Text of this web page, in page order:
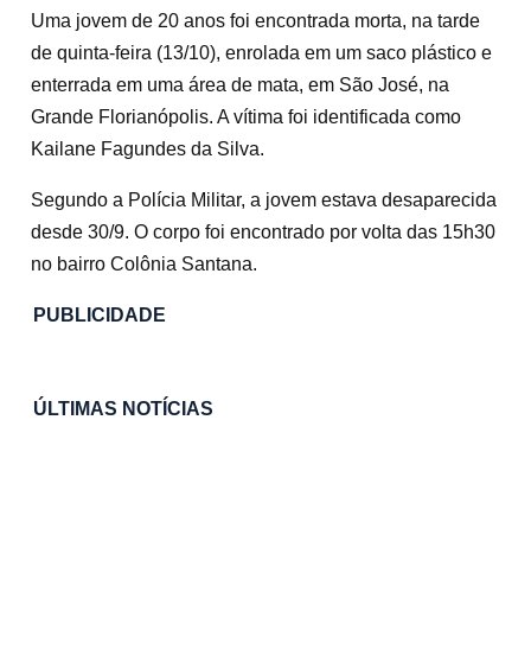
Uma jovem de 20 anos foi encontrada morta, na tarde
de quinta-feira (13/10), enrolada em um saco plástico e
enterrada em uma área de mata, em São José, na
Grande Florianópolis. A vítima foi identificada como
Kailane Fagundes da Silva.
Segundo a Polícia Militar, a jovem estava desaparecida
desde 30/9. O corpo foi encontrado por volta das 15h30
no bairro Colônia Santana.
PUBLICIDADE
ÚLTIMAS NOTÍCIAS